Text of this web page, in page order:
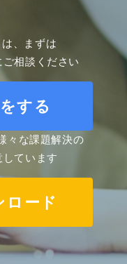
、まずは
相談ください
する
々な課題解決の
ています
ロード